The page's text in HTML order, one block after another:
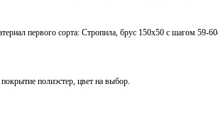
первого сорта: Стропила, брус 150х50 с шагом 59-
полиэстер, цвет на выбор.